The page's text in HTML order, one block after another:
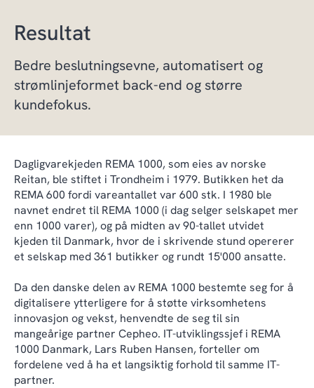
Resultat
Bedre beslutningsevne, automatisert og
strømlinjeformet back-end og større
kundefokus.
Dagligvarekjeden REMA 1000, som eies av norske
Reitan, ble stiftet i Trondheim i 1979. Butikken het da
REMA 600 fordi vareantallet var 600 stk. I 1980 ble
navnet endret til REMA 1000 (i dag selger selskapet mer
enn 1000 varer), og på midten av 90-tallet utvidet
kjeden til Danmark, hvor de i skrivende stund opererer
et selskap med 361 butikker og rundt 15'000 ansatte.
Da den danske delen av REMA 1000 bestemte seg for å
digitalisere ytterligere for å støtte virksomhetens
innovasjon og vekst, henvendte de seg til sin
mangeårige partner Cepheo. IT-utviklingssjef i REMA
1000 Danmark, Lars Ruben Hansen, forteller om
fordelene ved å ha et langsiktig forhold til samme IT-
partner.